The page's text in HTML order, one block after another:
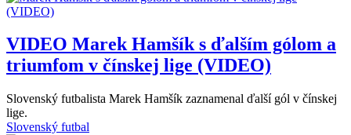
VIDEO Marek Hamšík s ďalším gólom a
triumfom v čínskej lige (VIDEO)
Slovenský futbalista Marek Hamšík zaznamenal ďalší gól v čínskej
lige.
Slovenský futbal